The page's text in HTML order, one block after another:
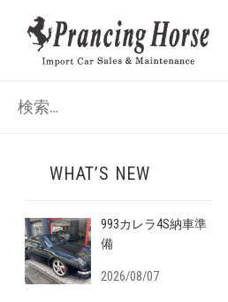
WHAT’S NEW
993カレラ4S納車準
備
2026/08/07